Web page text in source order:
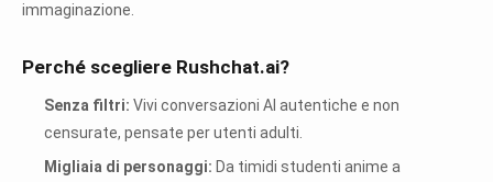
immaginazione.
Perché scegliere Rushchat.ai?
Senza filtri: Vivi conversazioni AI autentiche e non
censurate, pensate per utenti adulti.
Migliaia di personaggi: Da timidi studenti anime a